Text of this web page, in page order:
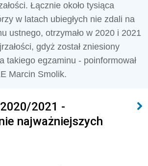
Łącznie około tysiąca
w latach ubiegłych nie zdali na
ustnego, otrzymało w 2020 i 2021
gdyż został zniesiony
takiego egzaminu - poinformował
Marcin Smolik.
2021 -
najważniejszych